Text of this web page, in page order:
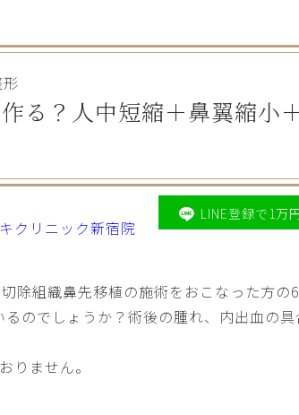
る？人中短縮＋鼻翼縮小
クリニック新宿院
LINE登録で1万
除組織鼻先移植の施術をおこなった方の
のでしょうか？術後の腫れ、内出血の
りません。